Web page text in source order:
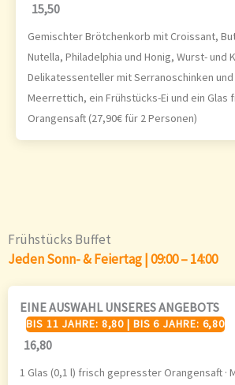
15,50
Gemischter Brötchenkorb mit Croissant,
Nutella, Philadelphia und Honig, Wurst- und
Delikatessenteller mit Serranoschinken und
Meerrettich, ein Frühstücks-Ei und ein
Orangensaft (27,90€ für 2 Personen)
Frühstücks Buffet
Jeden Sonn- & Feiertag | 09:00 – 14:00
EINE AUSWAHL UNSERES ANGEBOTS
BIS 11 JAHRE: 8,80 | BIS 6 JAHRE: 6,80
16,80
1 Glas (0,1 l) frisch gepresster Orangensaft ·